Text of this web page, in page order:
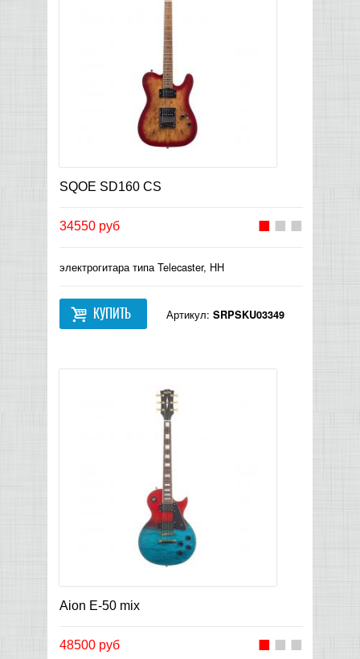
SQOE SD160 CS
34550 руб
электрогитара типа Telecaster, HH
КУПИТЬ Артикул: SRPSKU03349
Aion E-50 mix
48500 руб